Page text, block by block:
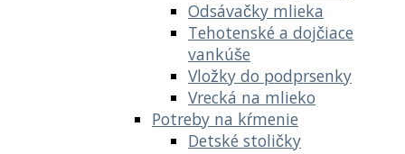
Odsávačky mlieka
Tehotenské a dojčiace
vankúše
Vložky do podprsenky
Vrecká na mlieko
Potreby na kŕmenie
Detské stoličky